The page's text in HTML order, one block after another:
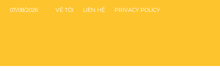
07/08/2026 VỀ TÔI LIÊN HỆ PRIVACY POLICY